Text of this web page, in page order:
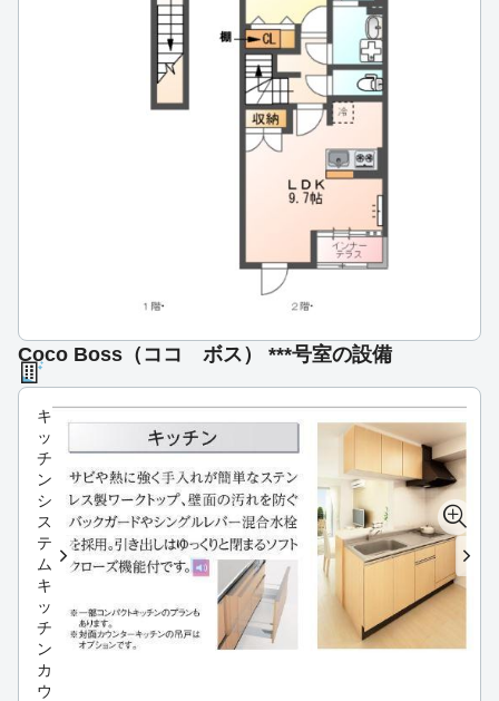
Coco Boss（ココ ボス） ***号室の設備
キ
ッ
チ
ン
シ
ス
テ
ム
キ
ッ
チ
ン
カ
ウ